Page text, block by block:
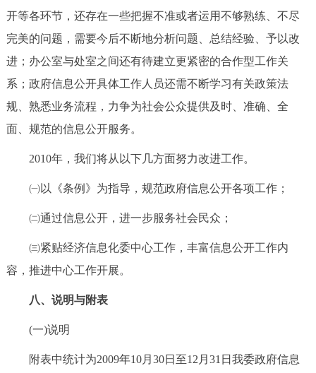
开等各环节，还存在一些把握不准或者运用不够熟练、不尽
完美的问题，需要今后不断地分析问题、总结经验、予以改
进；办公室与处室之间还有待建立更紧密的合作型工作关
系；政府信息公开具体工作人员还需不断学习有关政策法
规、熟悉业务流程，力争为社会公众提供及时、准确、全
面、规范的信息公开服务。
2010年，我们将从以下几方面努力改进工作。
㈠以《条例》为指导，规范政府信息公开各项工作；
㈡通过信息公开，进一步服务社会民众；
㈢紧贴经济信息化委中心工作，丰富信息公开工作内
容，推进中心工作开展。
八、说明与附表
(一)说明
附表中统计为2009年10月30日至12月31日我委政府信息